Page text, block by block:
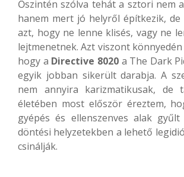
Őszintén szólva tehát a sztori nem
hanem mert jó helyről építkezik, de
azt, hogy ne lenne klisés, vagy ne
lejtmenetnek. Azt viszont
hogy a Directive 8020a The Dark
egyik jobban sikerült darabja. A
nem annyira karizmatikusak, de
életében most először éreztem,
gyépés és ellenszenves alak
döntési helyzetekben a lehető
csinálják.